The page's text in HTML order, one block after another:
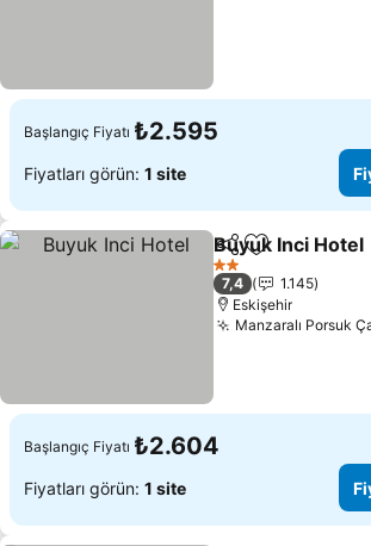
Başlangıç Fiyatı ₺2.595
Fiyatları görün: 1 site
PaylaşFavorilerime
Buyuk Inci Hotel
2 Yıldız
7,4
1.145
Eskişehir
Manzaralı Porsuk
Başlangıç Fiyatı ₺2.604
Fiyatları görün: 1 site